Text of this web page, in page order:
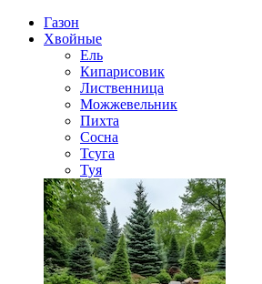
Газон
Хвойные
Ель
Кипарисовик
Лиственница
Можжевельник
Пихта
Сосна
Тсуга
Туя